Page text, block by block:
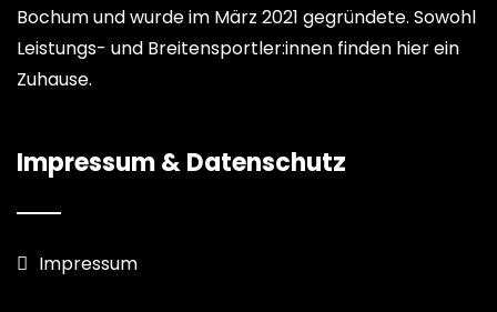
Bochum und wurde im März 2021 gegründete. Sowohl
Leistungs- und Breitensportler:innen finden hier ein
Zuhause.
Impressum & Datenschutz
Impressum